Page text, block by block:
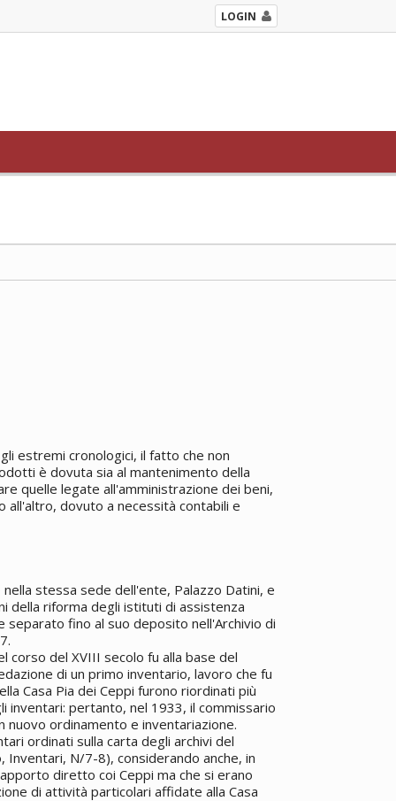
LOGIN
estremi cronologici, il fatto che non
è dovuta sia al mantenimento della
quelle legate all'amministrazione dei beni,
all'altro, dovuto a necessità contabili e
stessa sede dell'ente, Palazzo Datini, e
della riforma degli istituti di assistenza
separato fino al suo deposito nell'Archivio di
corso del XVIII secolo fu alla base del
di un primo inventario, lavoro che fu
Casa Pia dei Ceppi furono riordinati più
inventari: pertanto, nel 1933, il commissario
nuovo ordinamento e inventariazione.
ordinati sulla carta degli archivi del
Inventari, N/7-8), considerando anche, in
diretto coi Ceppi ma che si erano
di attività particolari affidate alla Casa